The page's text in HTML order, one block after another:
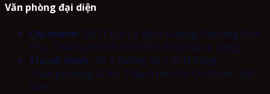
Văn phòng đại diện
Chi nhánh: 26/11 Đại Lộ Bình Dương, Phường Vĩnh
Phú, Thành phố Hồ Chí Minh (kho bãi xe nâng)
Trụ sở chính : Số 3 đường số 1 KCN Sóng
Thần,phường Dĩ An, Thành phố Hồ Chí Minh, Việt
Nam